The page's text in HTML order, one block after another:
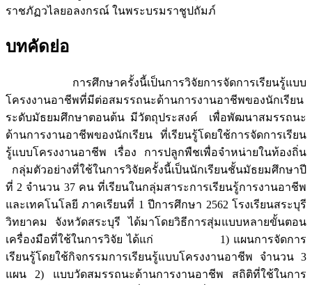
ราชภัฏวไลยอลงกรณ์ ในพระบรมราชูปถัมภ์
บทคัดย่อ
การศึกษาครั้งนี้เป็นการวิจัยการจัดการเรียนรู้แบบ
โครงงานอาชีพที่มีต่อสมรรถนะด้านการงานอาชีพของนักเรียน
ระดับมัธยมศึกษาตอนต้น มีวัตถุประสงค์ เพื่อพัฒนาสมรรถนะ
ด้านการงานอาชีพของนักเรียน ที่เรียนรู้โดยใช้การจัดการเรียน
รู้แบบโครงงานอาชีพ เรื่อง การปลูกพืชเพื่อจำหน่ายในท้องถิ่น
กลุ่มตัวอย่างที่ใช้ในการวิจัยครั้งนี้เป็นนักเรียนชั้นมัธยมศึกษาปี
ที่ 2 จำนวน 37 คน ที่เรียนในกลุ่มสาระการเรียนรู้การงานอาชีพ
และเทคโนโลยี ภาคเรียนที่ 1 ปีการศึกษา 2562 โรงเรียนสระบุรี
วิทยาคม จังหวัดสระบุรี ได้มาโดยวิธีการสุ่มแบบหลายขั้นตอน
เครื่องมือที่ใช้ในการวิจัย ได้แก่ 1) แผนการจัดการ
เรียนรู้โดยใช้กิจกรรมการเรียนรู้แบบโครงงานอาชีพ จำนวน 3
แผน 2) แบบวัดสมรรถนะด้านการงานอาชีพ สถิติที่ใช้ในการ